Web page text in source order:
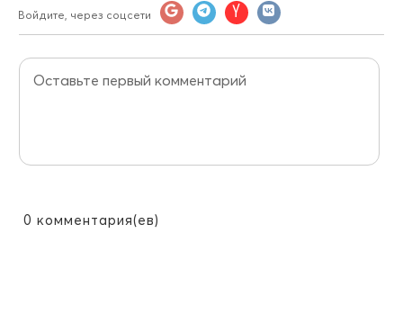
Войдите, через соцсети
0 комментария(ев)